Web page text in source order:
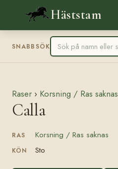
Häststam
SNABBSÖK
Raser › Korsning / Ras saknas
Calla
RAS Korsning / Ras saknas
KÖN Sto